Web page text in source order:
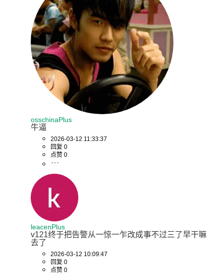
osschinaPlus
牛逼
2026-03-12 11:33:37
回复 0
点赞 0
leacenPlus
v121终于把告警从一惊一乍改成事不过三了早干嘛
去了
2026-03-12 10:09:47
回复 0
点赞 0